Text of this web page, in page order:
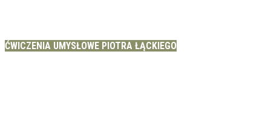
ĆWICZENIA UMYSŁOWE PIOTRA ŁĄCKIEGO